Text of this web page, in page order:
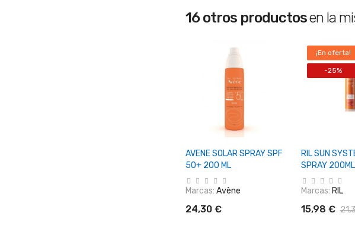
16 otros productosen la
+ Añadir Al Carrito
AVENE SOLAR SPRAY SPF
50+ 200 ML
Marcas: Avène
24,30 €
¡En oferta!
-25%
+ Añadir
RIL SUN
SPRAY 200ML
Marcas: RIL
15,98 €